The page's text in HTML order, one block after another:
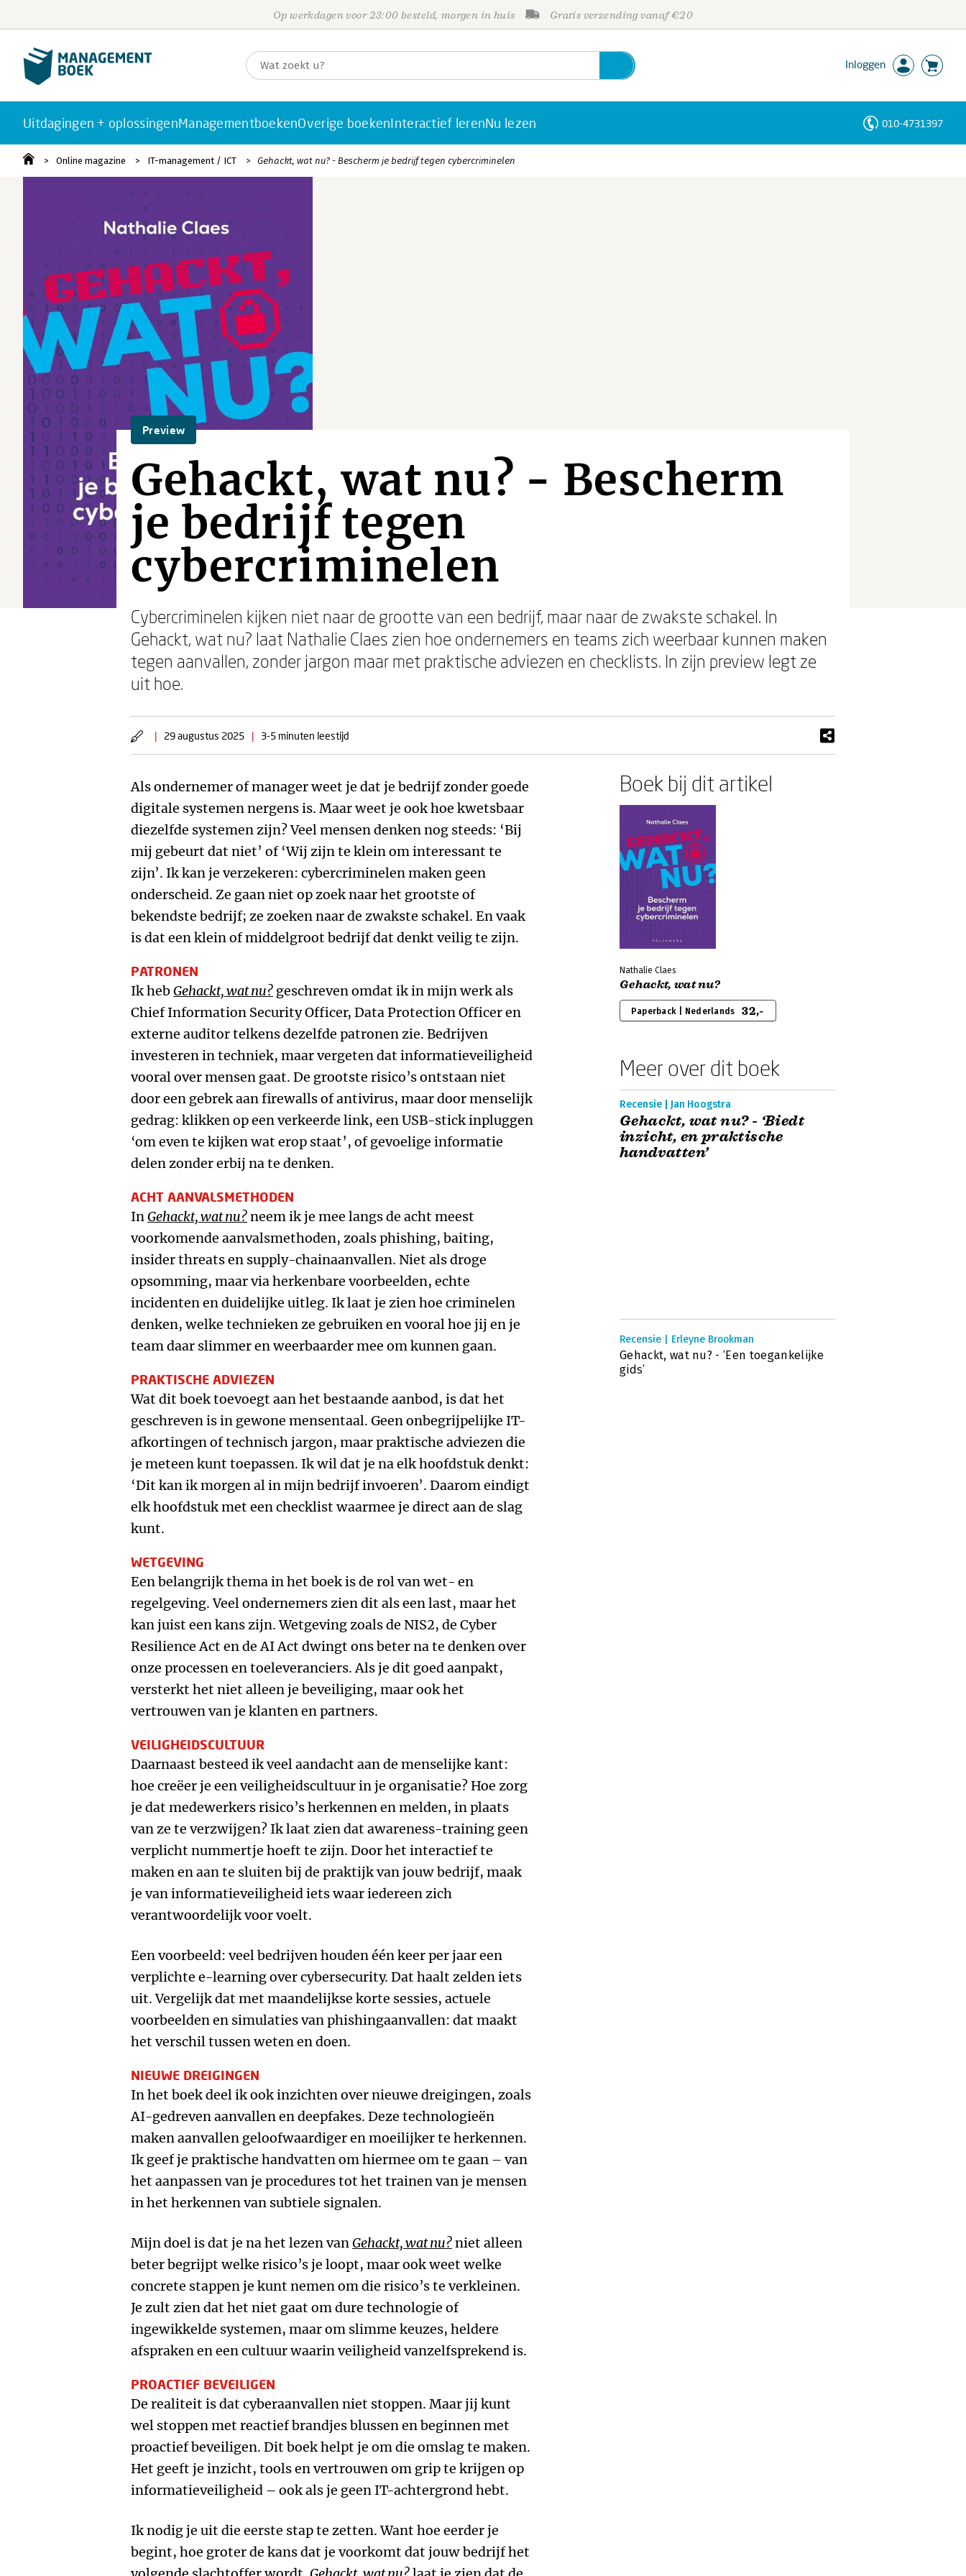
Op werkdagen voor 23:00 besteld, morgen in huis Gratis verzending vanaf €20
Inloggen
Uitdagingen + oplossingenManagementboekenOverige boekenInteractief lerenNu lezen 010-4731397
Online magazine IT-management / ICT Gehackt, wat nu? - Bescherm je bedrijf tegen cybercriminelen
Preview
Gehackt, wat nu? - Bescherm
je bedrijf tegen
cybercriminelen
Cybercriminelen kijken niet naar de grootte van een bedrijf, maar naar de zwakste schakel. In
Gehackt, wat nu? laat Nathalie Claes zien hoe ondernemers en teams zich weerbaar kunnen maken
tegen aanvallen, zonder jargon maar met praktische adviezen en checklists. In zijn preview legt ze
uit hoe.
| 29 augustus 2025 | 3-5 minuten leestijd
Als ondernemer of manager weet je dat je bedrijf zonder goede
digitale systemen nergens is. Maar weet je ook hoe kwetsbaar
diezelfde systemen zijn? Veel mensen denken nog steeds: ‘Bij
mij gebeurt dat niet’ of ‘Wij zijn te klein om interessant te
zijn’. Ik kan je verzekeren: cybercriminelen maken geen
onderscheid. Ze gaan niet op zoek naar het grootste of
bekendste bedrijf; ze zoeken naar de zwakste schakel. En vaak
is dat een klein of middelgroot bedrijf dat denkt veilig te zijn.
PATRONEN
Ik hebGehackt, wat nu? geschreven omdat ik in mijn werk als
Chief Information Security Officer, Data Protection Officer en
externe auditor telkens dezelfde patronen zie. Bedrijven
investeren in techniek, maar vergeten dat informatieveiligheid
vooral over mensen gaat. De grootste risico’s ontstaan niet
door een gebrek aan firewalls of antivirus, maar door menselijk
gedrag: klikken op een verkeerde link, een USB-stick inpluggen
‘om even te kijken wat erop staat’, of gevoelige informatie
delen zonder erbij na te denken.
ACHT AANVALSMETHODEN
InGehackt, wat nu?neem ik je mee langs de acht meest
voorkomende aanvalsmethoden, zoals phishing, baiting,
insider threats en supply-chainaanvallen. Niet als droge
opsomming, maar via herkenbare voorbeelden, echte
incidenten en duidelijke uitleg. Ik laat je zien hoe criminelen
denken, welke technieken ze gebruiken en vooral hoe jij en je
team daar slimmer en weerbaarder mee om kunnen gaan.
PRAKTISCHE ADVIEZEN
Wat dit boek toevoegt aan het bestaande aanbod, is dat het
geschreven is in gewone mensentaal. Geen onbegrijpelijke IT-
afkortingen of technisch jargon, maar praktische adviezen die
je meteen kunt toepassen. Ik wil dat je na elk hoofdstuk denkt:
‘Dit kan ik morgen al in mijn bedrijf invoeren’. Daarom eindigt
elk hoofdstuk met een checklist waarmee je direct aan de slag
kunt.
WETGEVING
Een belangrijk thema in het boek is de rol van wet- en
regelgeving. Veel ondernemers zien dit als een last, maar het
kan juist een kans zijn. Wetgeving zoals de NIS2, de Cyber
Resilience Act en de AI Act dwingt ons beter na te denken over
onze processen en toeleveranciers. Als je dit goed aanpakt,
versterkt het niet alleen je beveiliging, maar ook het
vertrouwen van je klanten en partners.
VEILIGHEIDSCULTUUR
Daarnaast besteed ik veel aandacht aan de menselijke kant:
hoe creëer je een veiligheidscultuur in je organisatie? Hoe zorg
je dat medewerkers risico’s herkennen en melden, in plaats
van ze te verzwijgen? Ik laat zien dat awareness-training geen
verplicht nummertje hoeft te zijn. Door het interactief te
maken en aan te sluiten bij de praktijk van jouw bedrijf, maak
je van informatieveiligheid iets waar iedereen zich
verantwoordelijk voor voelt.
Een voorbeeld: veel bedrijven houden één keer per jaar een
verplichte e-learning over cybersecurity. Dat haalt zelden iets
uit. Vergelijk dat met maandelijkse korte sessies, actuele
voorbeelden en simulaties van phishingaanvallen: dat maakt
het verschil tussen weten en doen.
NIEUWE DREIGINGEN
In het boek deel ik ook inzichten over nieuwe dreigingen, zoals
AI-gedreven aanvallen en deepfakes. Deze technologieën
maken aanvallen geloofwaardiger en moeilijker te herkennen.
Ik geef je praktische handvatten om hiermee om te gaan – van
het aanpassen van je procedures tot het trainen van je mensen
in het herkennen van subtiele signalen.
Mijn doel is dat je na het lezen vanGehackt, wat nu?niet alleen
beter begrijpt welke risico’s je loopt, maar ook weet welke
concrete stappen je kunt nemen om die risico’s te verkleinen.
Je zult zien dat het niet gaat om dure technologie of
ingewikkelde systemen, maar om slimme keuzes, heldere
afspraken en een cultuur waarin veiligheid vanzelfsprekend is.
PROACTIEF BEVEILIGEN
De realiteit is dat cyberaanvallen niet stoppen. Maar jij kunt
wel stoppen met reactief brandjes blussen en beginnen met
proactief beveiligen. Dit boek helpt je om die omslag te maken.
Het geeft je inzicht, tools en vertrouwen om grip te krijgen op
informatieveiligheid – ook als je geen IT-achtergrond hebt.
Ik nodig je uit die eerste stap te zetten. Want hoe eerder je
begint, hoe groter de kans dat je voorkomt dat jouw bedrijf het
Boek bij dit artikel
Nathalie Claes
Gehackt, wat nu?
Paperback | Nederlands 32,-
Meer over dit boek
Recensie | Jan Hoogstra
Gehackt, wat nu? - ‘Biedt
inzicht, en praktische
handvatten’
Recensie | Erleyne Brookman
Gehackt, wat nu? - ‘Een toegankelijke
gids’
Personen